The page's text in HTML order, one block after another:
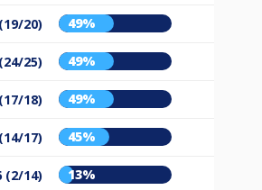
20) 49%
25) 49%
18) 49%
17) 45%
(2/14) 13%